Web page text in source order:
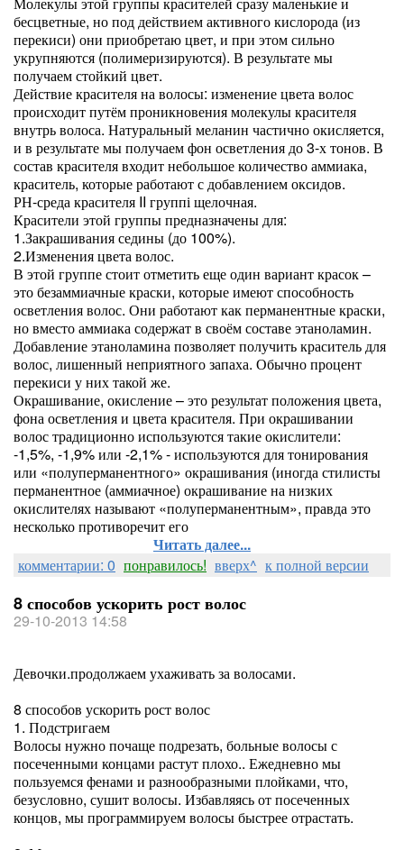
бесцветные, но под действием активного кислорода (из
перекиси) они приобретаю цвет, и при этом сильно
укрупняются (полимеризируются). В результате мы
получаем стойкий цвет.
Действие красителя на волосы: изменение цвета волос
происходит путём проникновения молекулы красителя
внутрь волоса. Натуральный меланин частично окисляется,
и в результате мы получаем фон осветления до 3-х тонов. В
состав красителя входит небольшое количество аммиака,
краситель, которые работают с добавлением оксидов.
РН-среда красителя II группі щелочная.
Красители этой группы предназначены для:
1.Закрашивания седины (до 100%).
2.Изменения цвета волос.
В этой группе стоит отметить еще один вариант красок –
это безаммиачные краски, которые имеют способность
осветления волос. Они работают как перманентные краски,
но вместо аммиака содержат в своём составе этаноламин.
Добавление этаноламина позволяет получить краситель для
волос, лишенный неприятного запаха. Обычно процент
перекиси у них такой же.
Окрашивание, окисление – это результат положения цвета,
фона осветления и цвета красителя. При окрашивании
волос традиционно используются такие окислители:
-1,5%, -1,9% или -2,1% - используются для тонирования
или «полуперманентного» окрашивания (иногда стилисты
перманентное (аммиачное) окрашивание на низких
окислителях называют «полуперманентным», правда это
несколько противоречит его
Читать далее...
комментарии: 0 понравилось! вверх^ к полной версии
8 способов ускорить рост волос
29-10-2013 14:58
Девочки.продолжаем ухаживать за волосами.
8 способов ускорить рост волос
1. Подстригаем
Волосы нужно почаще подрезать, больные волосы с
посеченными концами растут плохо.. Ежедневно мы
пользуемся фенами и разнообразными плойками, что,
безусловно, сушит волосы. Избавляясь от посеченных
концов, мы программируем волосы быстрее отрастать.